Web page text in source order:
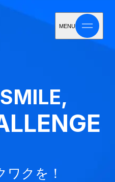
MENU
ワクを！